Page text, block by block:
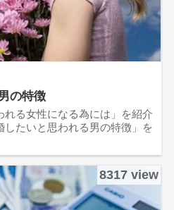
の特徴
る女性になる為には」を紹介
したいと思われる男の特徴」を
8317 view